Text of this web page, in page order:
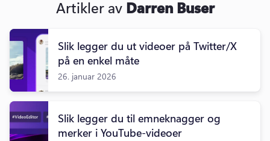
Artikler av Darren Buser
Slik legger du ut videoer på Twitter/X
på en enkel måte
26. januar 2026
Slik legger du til emneknagger og
merker i YouTube-videoer